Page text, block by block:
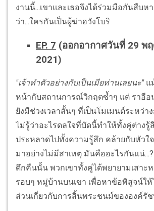
งานนี้...เขาและเธอจึงได้ร่วมมือกันสืบห
ว่า...ใครกันเป็นผู้ฆ่าฮวังโบริ
EP. 7 (ออกอากาศวันที่ 29 พ
2021)
"เจ้าทำตัวอย่างกับเป็นเมียท่านเลยนะ"แ
หน้ากับสถานการณ์วิกฤตซ้ำๆ แต่ ราอีอ
ยังมีช่วงเวลาสั้นๆ ที่เป็นโมเมนต์ระหว่า
ไม่รู้ว่าอะไรดลใจที่บัดนี้ทำให้ทั้งคู่ต่างรู้
ประหลาดไปทั้งความรู้สึก คล้ายกับหัวใ
มาอย่างไม่มีสาเหตุ มันคืออะไรกันแน่
ดึกคืนนั้น พวกเขาทั้งคู่ได้พยายามเสาะ
รอบๆ หมู่บ้านบนเขา เพื่อหาข้อพิสูจน์ใ
ส่วนเกี่ยวกับการสิ้นพระชนม์ขององค์รั